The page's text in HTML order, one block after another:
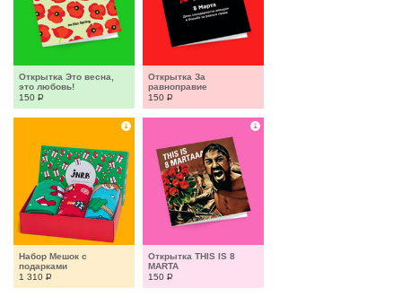
Открытка Это весна,
это любовь!
150 Р
Открытка За
равноправие
150 Р
Набор Мешок с
подарками
1 310 Р
Открытка THIS IS 8
MARTA
150 Р